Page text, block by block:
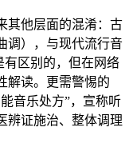
其他层面的混淆：古
调），与现代流行音
有区别的，但在网络
解读。更需警惕的
音乐处方”，宣称听
辨证施治、整体调理